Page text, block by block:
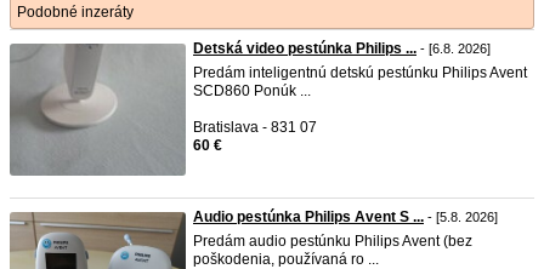
Podobné inzeráty
Detská video pestúnka Philips ... - [6.8. 2026]
Predám inteligentnú detskú pestúnku Philips Avent
SCD860 Ponúk ...
Bratislava - 831 07
60 €
Audio pestúnka Philips Avent S ... - [5.8. 2026]
Predám audio pestúnku Philips Avent (bez
poškodenia, používaná ro ...